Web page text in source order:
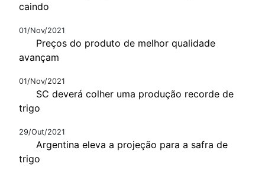
caindo
01/Nov/2021
Preços do produto de melhor qualidade
avançam
01/Nov/2021
SC deverá colher uma produção recorde de
trigo
29/Out/2021
Argentina eleva a projeção para a safra de
trigo